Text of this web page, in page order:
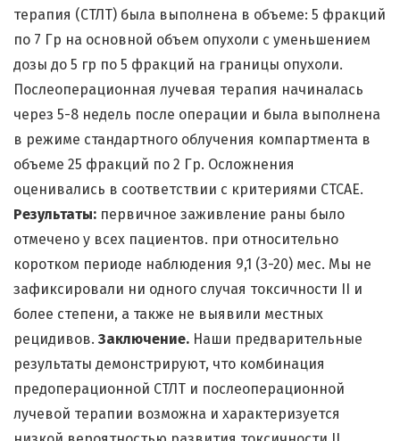
терапия (СТЛТ) была выполнена в объеме: 5 фракций
по 7 Гр на основной объем опухоли с уменьшением
дозы до 5 гр по 5 фракций на границы опухоли.
Послеоперационная лучевая терапия начиналась
через 5-8 недель после операции и была выполнена
в режиме стандартного облучения компартмента в
объеме 25 фракций по 2 Гр. Осложнения
оценивались в соответствии с критериями CTCAE.
Результаты: первичное заживление раны было
отмечено у всех пациентов. при относительно
коротком периоде наблюдения 9,1 (3-20) мес. Мы не
зафиксировали ни одного случая токсичности II и
более степени, а также не выявили местных
рецидивов. Заключение. Наши предварительные
результаты демонстрируют, что комбинация
предоперационной СТЛТ и послеоперационной
лучевой терапии возможна и характеризуется